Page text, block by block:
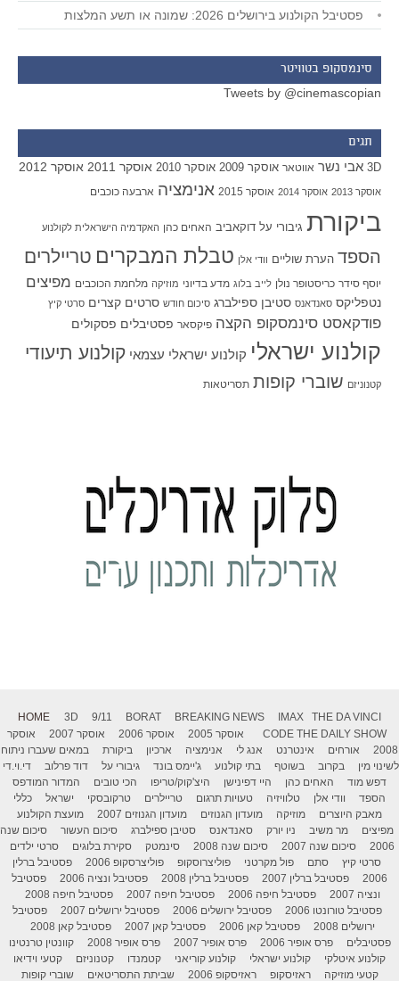
פסטיבל הקולנוע בירושלים 2026: שמונה או תשע המלצות
סינמסקופ בטוויטר
Tweets by @cinemascopian
תגים
3D אבי נשר אווטאר אוסקר 2009 אוסקר 2010 אוסקר 2011 אוסקר 2012
אוסקר 2013 אוסקר 2014 אוסקר 2015 אנימציה ארבעה כוכבים
ביקורת גיבורי על דוקאביב האחים כהן האקדמיה הישראלית לקולנוע
הספד הערת שוליים וודי אלן טבלת המבקרים טריילרים
יוסף סידר כריסטופר נולן לייב בלוג מדע בדיוני מוזיקה מלחמת הכוכבים מפיצים
נטפליקס סאנדאנס סטיבן ספילברג סיכום חודש סרטים קצרים סרטי קיץ
פודקאסט סינמסקופ הקצה פיקסאר פסטיבלים פסקולים
קולנוע ישראלי קולנוע ישראלי עצמאי קולנוע תיעודי
קטנוניזם שוברי קופות תסריטאות
HOME 3D 9/11 BORAT BREAKING NEWS IMAX
THE DA VINCI
CODE THE DAILY SHOW אוסקר 2005 אוסקר 2006 אוסקר 2007
אוסקר
2008
אורחים אינטרנט אנג לי אנימציה ארכיון ביקורת
במאים שעברו ניתוח
לשינוי מין
בקרוב בשוטף בתי קולנוע ג'יימס בונד גיבורי על דוד פרלוב
די.וי.די
דפש מוד
האחים כהן היי דפינישן היצ'קוק/טריפו הכי טובים
המדור המודפס
הספד
וודי אלן טלוויזיה טעויות תרגום טריילרים טרקובסקי ישראל
כללי
מאבק היוצרים
מוזיקה מועדון הגנוזים מועדון הגנוזים 2007
מועצת הקולנוע
מפיצים
מר משיב ניו יורק סאנדאנס סטיבן ספילברג סיכום העשור
סיכום שנה
2006
סיכום שנה 2007 סיכום שנה 2008 סינמטק סקירת בלוגים
סרטי ילדים
סרטי קיץ
סתם פול מקרטני פוליצרוסקופ פוליצרסקופ 2006
פסטיבל ברלין
2006
פסטיבל ברלין 2007 פסטיבל ברלין 2008 פסטיבל ונציה 2006
פסטיבל
ונציה 2007
פסטיבל חיפה 2006 פסטיבל חיפה 2007
פסטיבל חיפה 2008
פסטיבל טורונטו 2006
פסטיבל ירושלים 2006 פסטיבל ירושלים 2007
פסטיבל
ירושלים 2008
פסטיבל קאן 2006 פסטיבל קאן 2007
פסטיבל קאן 2008
פסטיבלים
פרס אופיר 2006 פרס אופיר 2007 פרס אופיר 2008
קוונטין טרנטינו
קולנוע איטלקי
קולנוע ישראלי קולנוע קוריאני קטמנדו קטנוניזם
קטעי וידיאו
קטעי מוזיקה
ראזיסקופ ראזיסקופ 2006 שביתת התסריטאים שוברי קופות